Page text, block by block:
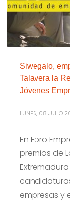
Siwegalo,
Talavera la
Jóvenes
LUNES, 08 JULIO
En Foro
premios de
Extremadura
empresas y